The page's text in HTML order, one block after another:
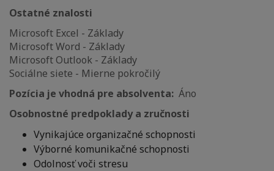
Ostatné znalosti
Microsoft Excel - Základy
Microsoft Word - Základy
Microsoft Outlook - Základy
Sociálne siete - Mierne pokročilý
Pozícia je vhodná pre absolventa: Áno
Osobnostné predpoklady a zručnosti
Vynikajúce organizačné schopnosti
Výborné komunikačné schopnosti
Odolnosť voči stresu